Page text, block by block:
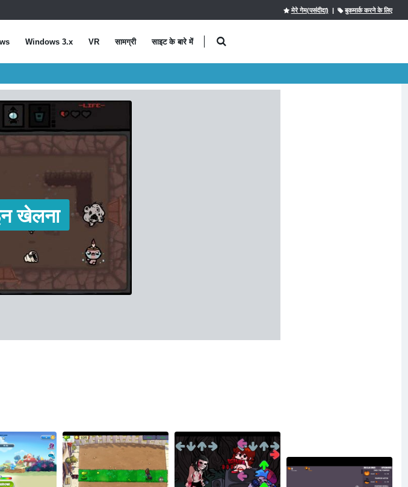
मेरे गेम(पसंदीदा) | बुकमार्क करने के लिए
Windows 3.x VR सामग्री साइट के बारे में
खेलना